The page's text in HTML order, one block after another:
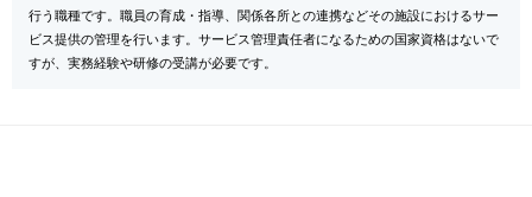
行う職種です。職員の育成・指導、関係各所との連携などその施設におけるサー
ビス提供の管理を行います。サービス管理責任者になるための国家資格はないで
すが、実務経験や研修の受講が必要です。